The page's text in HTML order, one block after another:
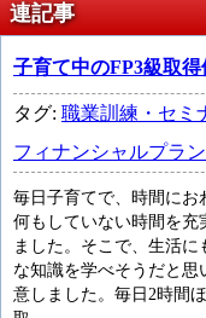
連記事
子育て中のFP3級取得
タグ: 職業訓練・セミ
フィナンシャルプラ
毎日子育てで、時間にお
何もしていない時間を
ました。そこで、生活
な知識を学べそうだと
意しました。毎日2時間